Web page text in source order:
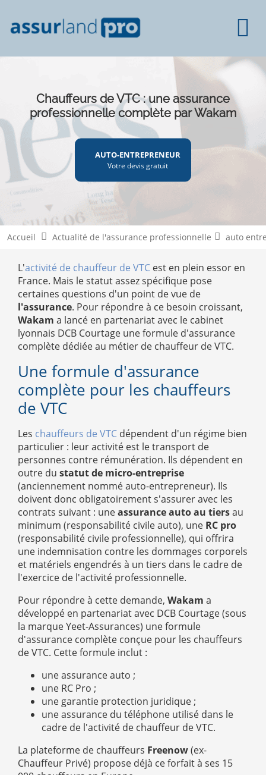
Chauffeurs de VTC : une assurance
professionnelle complète par Wakam
AUTO-ENTREPRENEUR
Votre devis gratuit
Accueil Actualité de l'assurance professionnelle auto
L'activité de chauffeur de VTC est en plein essor en
France. Mais le statut assez spécifique pose
certaines questions d'un point de vue de
l'assurance. Pour répondre à ce besoin croissant,
Wakam a lancé en partenariat avec le cabinet
lyonnais DCB Courtage une formule d'assurance
complète dédiée au métier de chauffeur de VTC.
Une formule d'assurance
complète pour les chauffeurs
de VTC
Les chauffeurs de VTC dépendent d'un régime bien
particulier : leur activité est le transport de
personnes contre rémunération. Ils dépendent en
outre du statut de micro-entreprise
(anciennement nommé auto-entrepreneur). Ils
doivent donc obligatoirement s'assurer avec les
contrats suivant : uneassurance auto au tiersau
minimum (responsabilité civile auto), une RC pro
(responsabilité civile professionnelle), qui offrira
une indemnisation contre les dommages corporels
et matériels engendrés à un tiers dans le cadre de
l'exercice de l'activité professionnelle.
Pour répondre à cette demande, Wakam a
développé en partenariat avec DCB Courtage (sous
la marque Yeet-Assurances) une formule
d'assurance complète conçue pour les chauffeurs
de VTC. Cette formule inclut :
une assurance auto ;
une RC Pro ;
une garantie protection juridique ;
une assurance du téléphone utilisé dans le
cadre de l'activité de chauffeur de VTC.
La plateforme de chauffeurs Freenow(ex-
Chauffeur Privé) propose déjà ce forfait à ses 15